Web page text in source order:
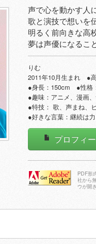
声で心を動かす人
歌と演技で想いを
明るく前向きな高
夢は声優になるこ
りむ
2011年10月生まれ ●
●身長：150cm ●性格
●趣味：アニメ、漫画
●特技： 歌、声まね、
●好きな言葉：継続は
プロフィ
ドする
PDF形
社から
ウが開